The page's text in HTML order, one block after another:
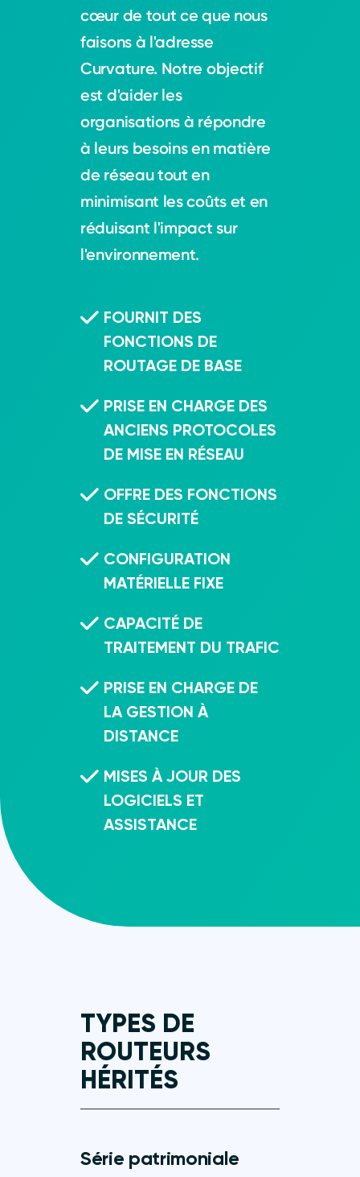
cœur de tout ce que nous
faisons à l'adresse
Curvature. Notre objectif
est d'aider les
organisations à répondre
à leurs besoins en matière
de réseau tout en
minimisant les coûts et en
réduisant l'impact sur
l'environnement.
FOURNIT DES
FONCTIONS DE
ROUTAGE DE BASE
PRISE EN CHARGE DES
ANCIENS PROTOCOLES
DE MISE EN RÉSEAU
OFFRE DES FONCTIONS
DE SÉCURITÉ
CONFIGURATION
MATÉRIELLE FIXE
CAPACITÉ DE
TRAITEMENT DU TRAFIC
PRISE EN CHARGE DE
LA GESTION À
DISTANCE
MISES À JOUR DES
LOGICIELS ET
ASSISTANCE
TYPES DE
ROUTEURS
HÉRITÉS
Série patrimoniale